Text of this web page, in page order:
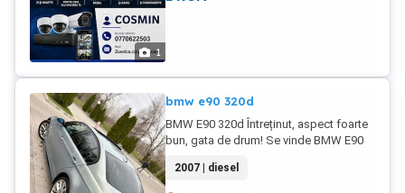
1
bmw e90 320d
BMW E90 320d Întreținut, aspect foarte
bun, gata de drum! Se vinde BMW E90
timp. Se prezintă foarte bine atât
estetic, cât și mecanic, fiind pregătită
2007 | diesel